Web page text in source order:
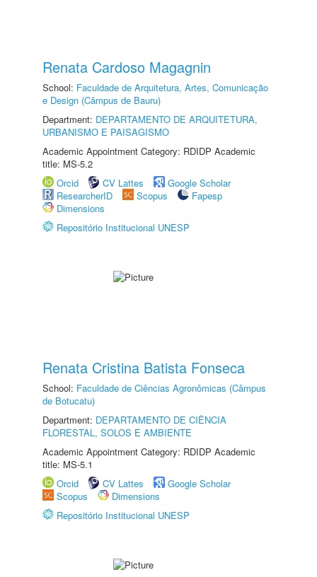
Renata Cardoso Magagnin
School: Faculdade de Arquitetura, Artes, Comunicação
e Design (Câmpus de Bauru)
Department: DEPARTAMENTO DE ARQUITETURA,
URBANISMO E PAISAGISMO
Academic Appointment Category: RDIDP Academic
title: MS-5.2
Orcid
CV Lattes
Google Scholar
ResearcherID
Scopus
Fapesp
Dimensions
Repositório Institucional UNESP
Renata Cristina Batista Fonseca
School: Faculdade de Ciências Agronômicas (Câmpus
de Botucatu)
Department: DEPARTAMENTO DE CIÊNCIA
FLORESTAL, SOLOS E AMBIENTE
Academic Appointment Category: RDIDP Academic
title: MS-5.1
Orcid
CV Lattes
Google Scholar
Scopus
Dimensions
Repositório Institucional UNESP